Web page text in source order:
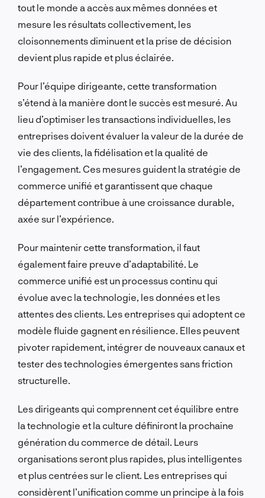
tout le monde a accès aux mêmes données et
mesure les résultats collectivement, les
cloisonnements diminuent et la prise de décision
devient plus rapide et plus éclairée.
Pour l’équipe dirigeante, cette transformation
s’étend à la manière dont le succès est mesuré. Au
lieu d’optimiser les transactions individuelles, les
entreprises doivent évaluer la valeur de la durée de
vie des clients, la fidélisation et la qualité de
l’engagement. Ces mesures guident la stratégie de
commerce unifié et garantissent que chaque
département contribue à une croissance durable,
axée sur l’expérience.
Pour maintenir cette transformation, il faut
également faire preuve d’adaptabilité. Le
commerce unifié est un processus continu qui
évolue avec la technologie, les données et les
attentes des clients. Les entreprises qui adoptent ce
modèle fluide gagnent en résilience. Elles peuvent
pivoter rapidement, intégrer de nouveaux canaux et
tester des technologies émergentes sans friction
structurelle.
Les dirigeants qui comprennent cet équilibre entre
la technologie et la culture définiront la prochaine
génération du commerce de détail. Leurs
organisations seront plus rapides, plus intelligentes
et plus centrées sur le client. Les entreprises qui
considèrent l’unification comme un principe à la fois